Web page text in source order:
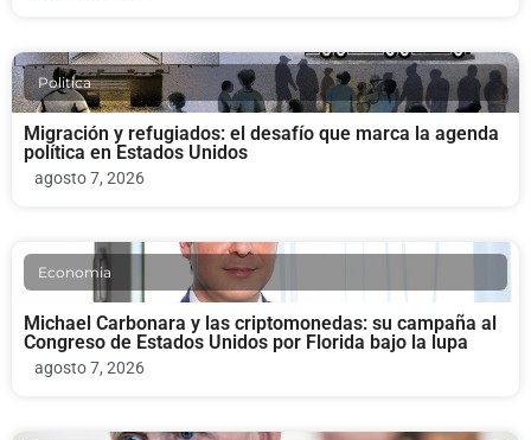
Politica
Migración y refugiados: el desafío que marca la agenda
política en Estados Unidos
agosto 7, 2026
Economia
Michael Carbonara y las criptomonedas: su campaña al
Congreso de Estados Unidos por Florida bajo la lupa
agosto 7, 2026